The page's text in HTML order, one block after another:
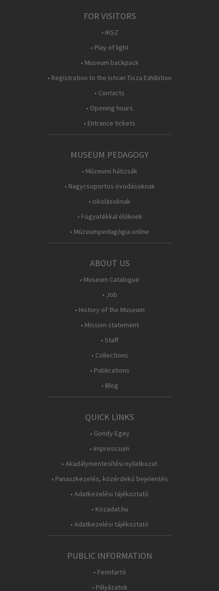
FOR VISITORS
• IKSZ
• Play of light
• Museum backpack
• Registration to the Istvan Tisza Exhibition
• Contacts
• Opening hours
• Entrance tickets
MUSEUM PEDAGOGY
• Múzeumi hátizsák
• Nagycsoportos óvodásoknak
• Iskolásoknak
• Fogyatékkal élőknek
• Múzeumpedagógia online
ABOUT US
• Museum Catalogue
• Job
• History of the Museum
• Mission statement
• Staff
• Collections
• Publications
• Blog
QUICK LINKS
• Gondy-Egey
• Impresszum
• Akadálymentesítési nyilatkozat
• Panaszkezelés, közérdekű bejelentés
• Adatkezelési tájékoztató
• Közadat.hu
• Adatkezelési tájékoztató
PUBLIC INFORMATION
• Fenntartó
• Pályázatok